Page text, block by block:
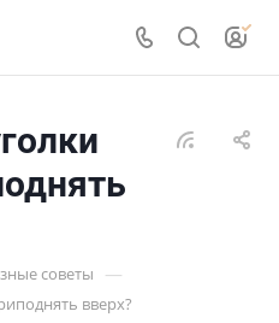
советы —
вверх?